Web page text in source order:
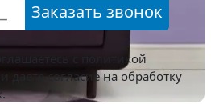
Заказать звонок
с
политикой
и даете согласие на обработку